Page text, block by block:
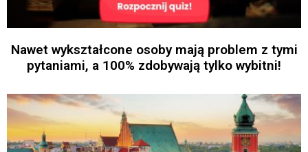
Nawet wykształcone osoby mają problem z tymi
pytaniami, a 100% zdobywają tylko wybitni!